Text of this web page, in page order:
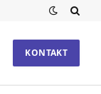
KONTAKT